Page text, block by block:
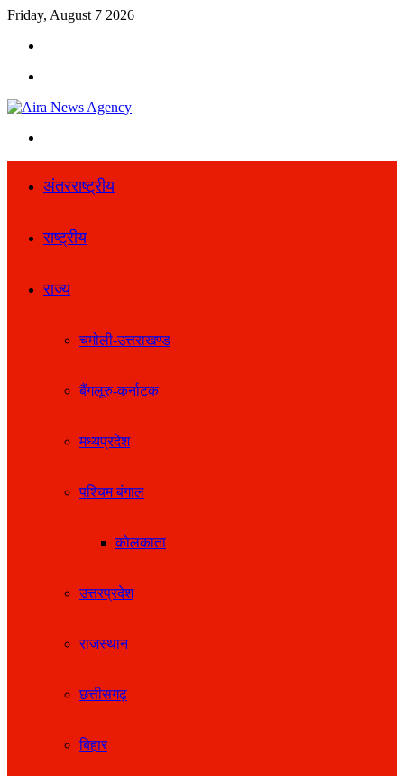
Friday, August 7 2026
अंतरराष्ट्रीय
राष्ट्रीय
राज्य
चमोली-उत्तराखण्ड
बैंगलूरु-कर्नाटक
मध्यप्रदेश
पश्चिम बंगाल
कोलकाता
उत्तरप्रदेश
राजस्थान
छत्तीसगढ़
बिहार